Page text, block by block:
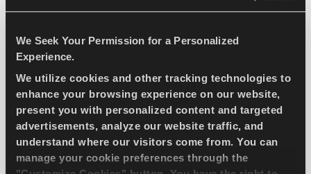
We Seek Your Permission for a Personalized
Experience.
We utilize cookies and other tracking technologies to
enhance your browsing experience on our website,
present you with personalized content and targeted
advertisements, analyze our website traffic, and
understand where our visitors come from. You can
manage your cookie preferences through the
CZYTAJ DALEJ